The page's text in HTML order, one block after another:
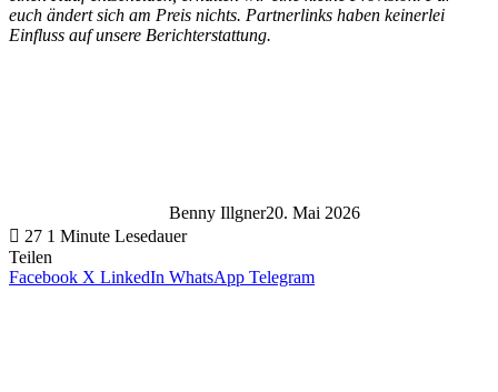
euch ändert sich am Preis nichts. Partnerlinks haben keinerlei
Einfluss auf unsere Berichterstattung.
Benny Illgner20. Mai 2026
27 1 Minute Lesedauer
Teilen
Facebook X LinkedIn WhatsApp Telegram